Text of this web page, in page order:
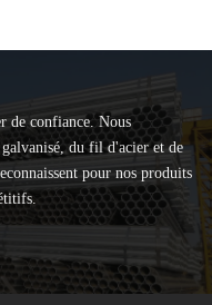
de confiance. Nous
du fil d'acier et de
pour nos produits